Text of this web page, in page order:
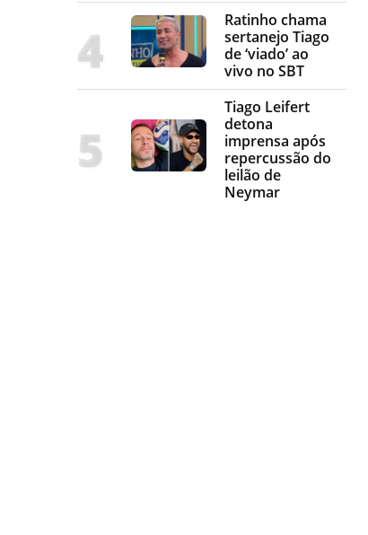
Ratinho chama
sertanejo Tiago
de ‘viado’ ao
vivo no SBT
Tiago Leifert
detona
imprensa após
repercussão do
leilão de
Neymar